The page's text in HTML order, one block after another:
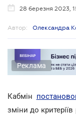
28 березня 2023,
Автор: Олександра
Реклама
Кабмін
зміни до